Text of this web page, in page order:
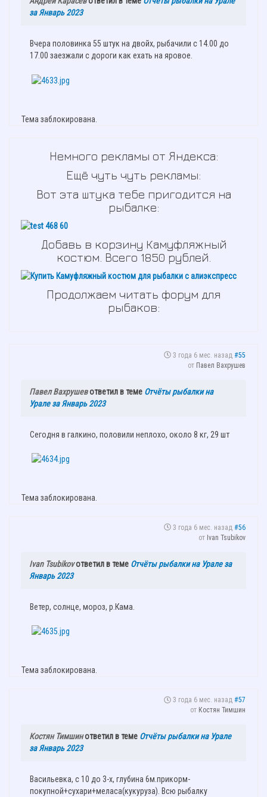
за Январь 2023
Вчера половинка 55 штук на двойх, рыбачили с 14.00 до
17.00 заезжали с дороги как ехать на яровое.
Тема заблокирована.
Немного рекламы от Яндекса:
Ещё чуть чуть рекламы:
Вот эта штука тебе пригодится на
рыбалке:
Добавь в корзину Камуфляжный
костюм. Всего 1850 рублей.
Продолжаем читать форум для
рыбаков:
3 года 6 мес. назад #55
от Павел Вахрушев
Павел Вахрушевответил в теме Отчёты рыбалки на
Урале за Январь 2023
Сегодня в галкино, половили неплохо, около 8 кг, 29 шт
Тема заблокирована.
3 года 6 мес. назад #56
от Ivan Tsubikov
Ivan Tsubikovответил в теме Отчёты рыбалки на Урале за
Январь 2023
Ветер, солнце, мороз, р.Кама.
Тема заблокирована.
3 года 6 мес. назад #57
от Костян Тимшин
Костян Тимшинответил в теме Отчёты рыбалки на Урале
за Январь 2023
Васильевка, с 10 до 3-х, глубина 6м.прикорм-
покупной+сухари+меласа(кукуруза). Всю рыбалку